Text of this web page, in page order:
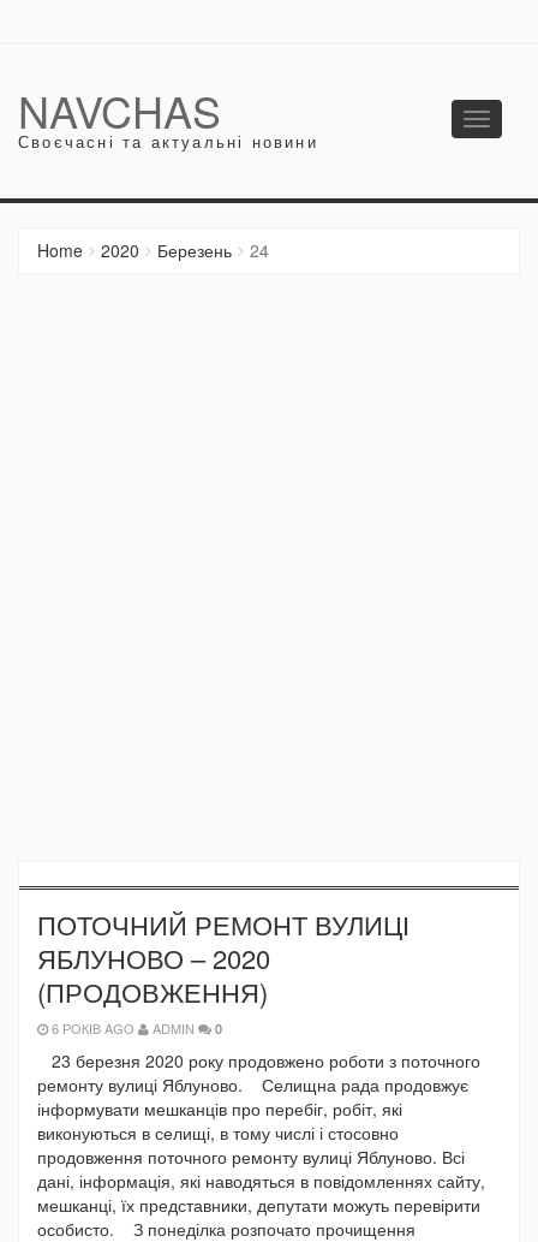
NAVCHAS
Своєчасні та актуальні новини
Toggle
Home 2020 Березень 24
ПОТОЧНИЙ РЕМОНТ ВУЛИЦІ
ЯБЛУНОВО – 2020
(ПРОДОВЖЕННЯ)
6 РОКІВ AGO ADMIN 0
23 березня 2020 року продовжено роботи з поточного
ремонту вулиці Яблуново. Селищна рада продовжує
інформувати мешканців про перебіг, робіт, які
виконуються в селищі, в тому числі і стосовно
продовження поточного ремонту вулиці Яблуново. Всі
дані, інформація, які наводяться в повідомленнях сайту,
мешканці, їх представники, депутати можуть перевірити
особисто. З понеділка розпочато прочищення